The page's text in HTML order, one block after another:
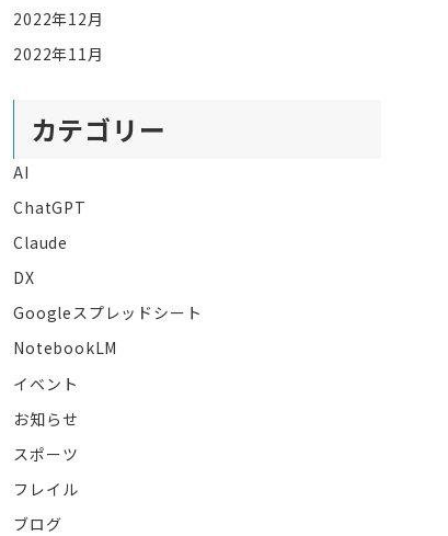
2022年12月
2022年11月
カテゴリー
AI
ChatGPT
Claude
DX
Googleスプレッドシート
NotebookLM
イベント
お知らせ
スポーツ
フレイル
ブログ